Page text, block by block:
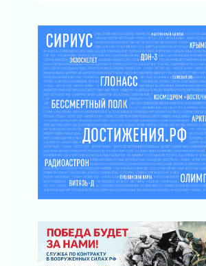
03 августа 2026
Часть медиков в Ленобласти
рассчитывать на доплату от
03 августа 2026
За сутки в Ленинградской
ликвидировали 10 пожаров
03 августа 2026
Клюква наливается, но в
просится
03 августа 2026
Строительные компании
подняли зарплаты почти на
Шесть новых жизней в честь
Ленинградской области
03 августа 2026